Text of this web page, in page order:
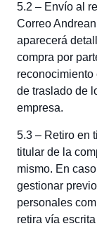
5.2 – Envío al
Correo
aparecerá
compra por
de traslado de
empresa.
5.3 – Retiro en
titular de la
mismo. En
gestionar
personales
retira vía